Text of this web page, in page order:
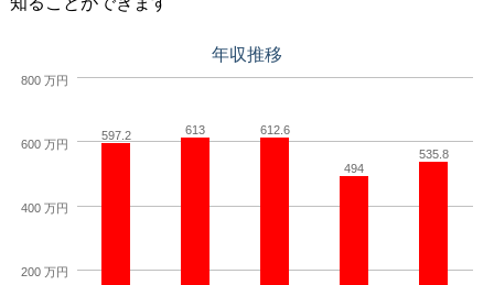
年収推移
597.2 613 612.6
494
535.8
200 万円
400 万円
600 万円
800 万円